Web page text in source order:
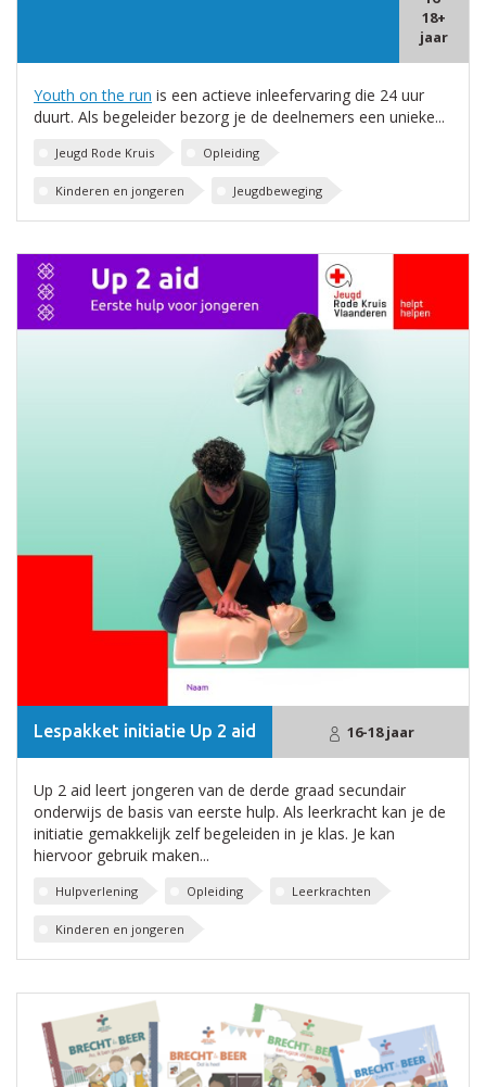
18+
jaar
Youth on the run is een actieve inleefervaring die 24 uur
duurt. Als begeleider bezorg je de deelnemers een unieke...
Jeugd Rode Kruis Opleiding
Kinderen en jongeren Jeugdbeweging
Lespakket initiatie Up 2 aid 16-18 jaar
Up 2 aid leert jongeren van de derde graad secundair
onderwijs de basis van eerste hulp. Als leerkracht kan je de
initiatie gemakkelijk zelf begeleiden in je klas. Je kan
hiervoor gebruik maken...
Hulpverlening Opleiding Leerkrachten
Kinderen en jongeren